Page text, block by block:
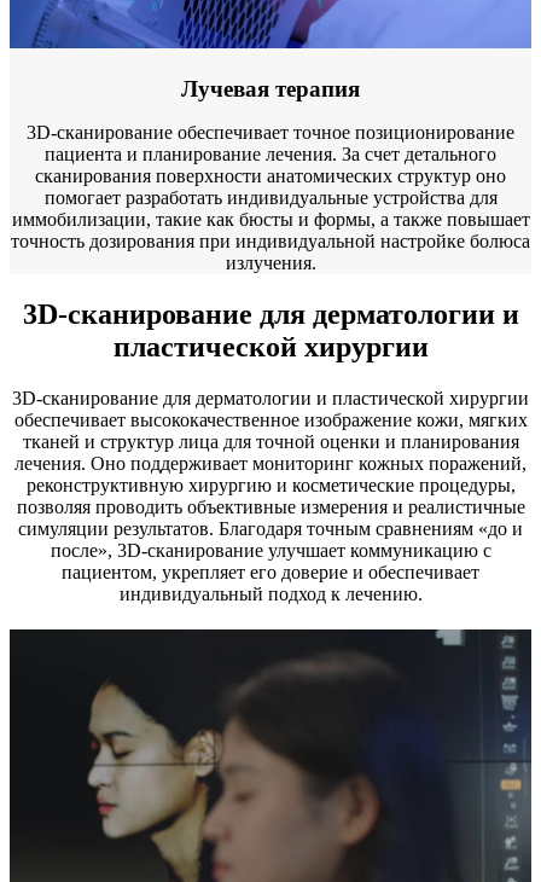
Лучевая терапия
3D-сканирование обеспечивает точное позиционирование
пациента и планирование лечения. За счет детального
сканирования поверхности анатомических структур оно
помогает разработать индивидуальные устройства для
иммобилизации, такие как бюсты и формы, а также повышает
точность дозирования при индивидуальной настройке болюса
излучения.
3D-сканирование для дерматологии и
пластической хирургии
3D-сканирование для дерматологии и пластической хирургии
обеспечивает высококачественное изображение кожи, мягких
тканей и структур лица для точной оценки и планирования
лечения. Оно поддерживает мониторинг кожных поражений,
реконструктивную хирургию и косметические процедуры,
позволяя проводить объективные измерения и реалистичные
симуляции результатов. Благодаря точным сравнениям «до и
после», 3D-сканирование улучшает коммуникацию с
пациентом, укрепляет его доверие и обеспечивает
индивидуальный подход к лечению.